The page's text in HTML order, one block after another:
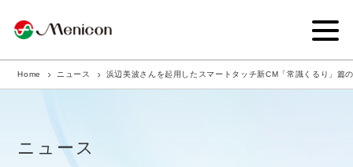
企業情報
商品サイト
Home ニュース 浜辺美波さんを起用したスマートタッチ新CM「常識くるり」篇
ニュース